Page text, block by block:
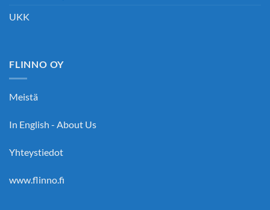
UKK
FLINNO OY
Meistä
In English - About Us
Yhteystiedot
www.flinno.fi